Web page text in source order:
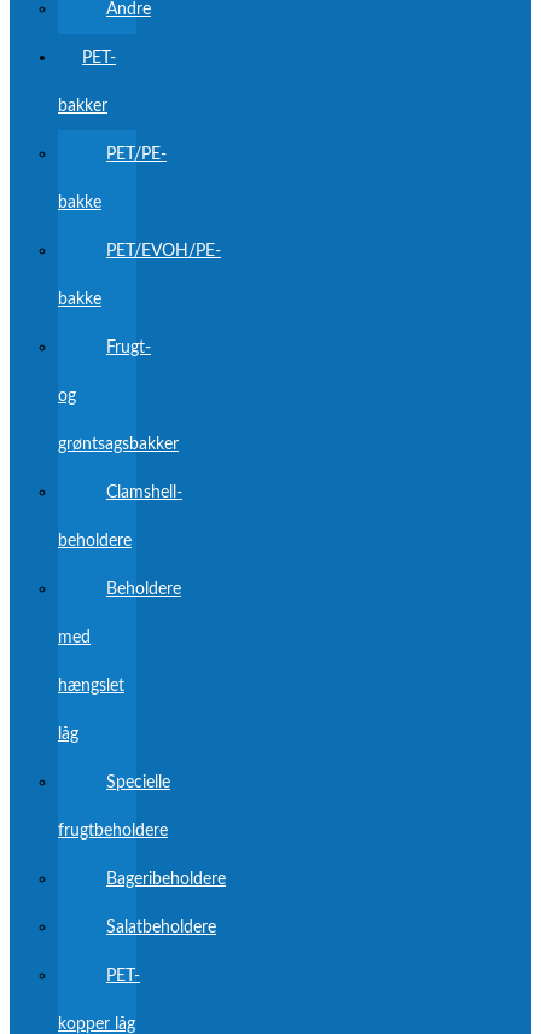
Andre
PET-
bakker
PET/PE-
bakke
PET/EVOH/PE-
bakke
Frugt-
og
grøntsagsbakker
Clamshell-
beholdere
Beholdere
med
hængslet
låg
Specielle
frugtbeholdere
Bageribeholdere
Salatbeholdere
PET-
kopper låg